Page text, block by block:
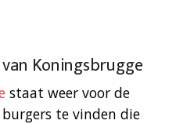
Koningsbrugge
staat weer voor de
te vinden die